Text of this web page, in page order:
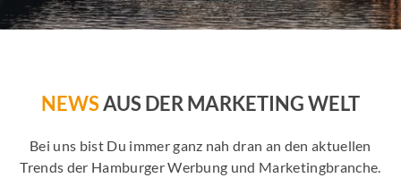
NEWSAUS DER MARKETING WELT
Bei uns bist Du immer ganz nah dran an den aktuellen
Trends der Hamburger Werbung und Marketingbranche.